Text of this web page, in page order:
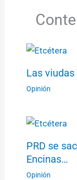
Las
Opinión
PRD se
Encinas…
Opinión